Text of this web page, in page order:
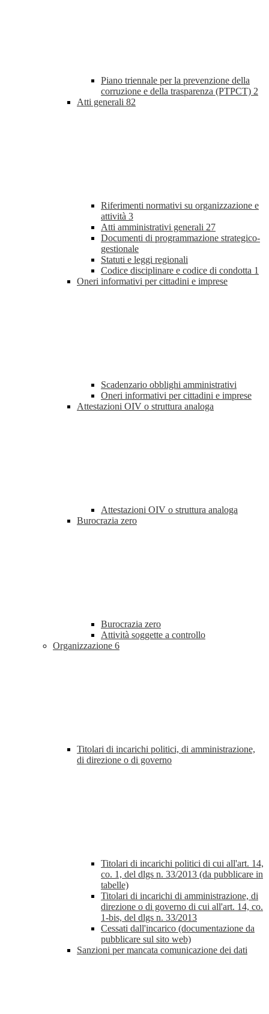
Piano triennale per la prevenzione della
corruzione e della trasparenza (PTPCT) 2
Atti generali 82
Riferimenti normativi su organizzazione e
attività 3
Atti amministrativi generali 27
Documenti di programmazione strategico-
gestionale
Statuti e leggi regionali
Codice disciplinare e codice di condotta 1
Oneri informativi per cittadini e imprese
Scadenzario obblighi amministrativi
Oneri informativi per cittadini e imprese
Attestazioni OIV o struttura analoga
Attestazioni OIV o struttura analoga
Burocrazia zero
Burocrazia zero
Attività soggette a controllo
Organizzazione 6
Titolari di incarichi politici, di amministrazione,
di direzione o di governo
Titolari di incarichi politici di cui all'art. 14,
co. 1, del dlgs n. 33/2013 (da pubblicare in
tabelle)
Titolari di incarichi di amministrazione, di
direzione o di governo di cui all'art. 14, co.
1-bis, del dlgs n. 33/2013
Cessati dall'incarico (documentazione da
pubblicare sul sito web)
Sanzioni per mancata comunicazione dei dati